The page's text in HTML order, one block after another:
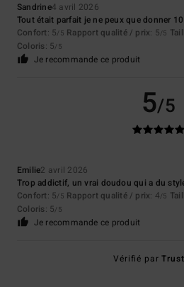
Sandrine4 avril 2026
Tout était parfait je ne peux que donner 10
Confort: 5/5 Rapport qualité / prix: 5/5
Coloris: 5/5
Je recommande ce produit
5/5
Emilie2 avril 2026
Trop addictif, un vrai doudou qui a du
Confort: 5/5 Rapport qualité / prix: 4/5
Coloris: 5/5
Je recommande ce produit
Vérifié par